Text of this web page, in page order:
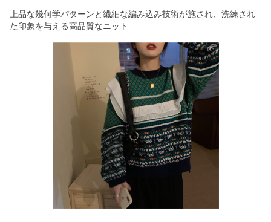
上品な幾何学パターンと繊細な編み込み技術が施され、洗練され
た印象を与える高品質なニット